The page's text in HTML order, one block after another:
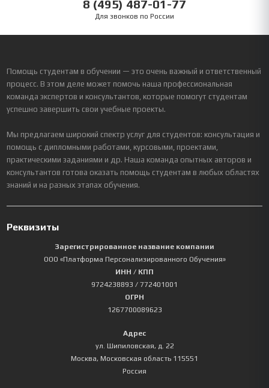
8 (495) 487-01-77
Для звонков по России
Помощь студентам в обучении — это очень важный и ответственный
процесс. В этом деле может помочь наша профессиональная
команда экспертов и консультантов, которые помогут студентам
успешно завершить свои учебные проекты.
Мы предлагаем широкий спектр услуг для студентов: консультация и
помощь с дипломными работами, курсовыми, проектами,
практическими заданиями и др. Наша команда опытных авторов и
консультантов готова оказать помощь студентам в любых областях
знаний и на разных этапах обучения.
Реквизиты
Зарегистрированное название компании
ООО «Платформа Персонализированного Обучения»
ИНН / КПП
9724238893 / 772401001
ОГРН
1267700089623
Адрес
ул. Шипиловская, д. 22
Москва, Московская область 115551
Россия